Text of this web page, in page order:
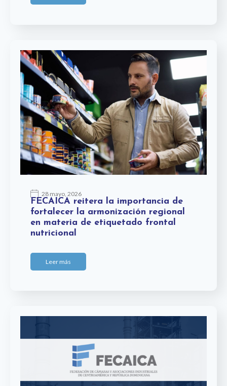
28 mayo, 2026
FECAICA reitera la importancia de
fortalecer la armonización regional
en materia de etiquetado frontal
nutricional
Leer más